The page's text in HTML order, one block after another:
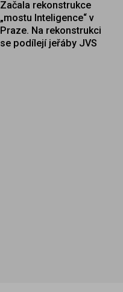
Začala rekonstrukce
„mostu Inteligence“ v
Praze. Na rekonstrukci
se podílejí jeřáby JVS